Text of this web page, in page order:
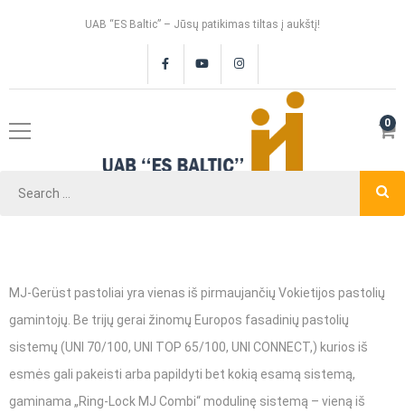
UAB “ES Baltic” – Jūsų patikimas tiltas į aukštį!
0
MJ-Gerüst pastoliai yra vienas iš pirmaujančių Vokietijos pastolių
gamintojų. Be trijų gerai žinomų Europos fasadinių pastolių
sistemų (UNI 70/100, UNI TOP 65/100, UNI CONNECT,) kurios iš
esmės gali pakeisti arba papildyti bet kokią esamą sistemą,
gaminama „Ring-Lock MJ Combi“ modulinę sistemą – vieną iš